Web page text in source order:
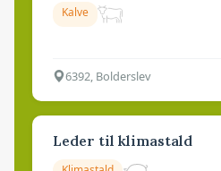
Kalve
6392, Bolderslev
Leder til klimastald